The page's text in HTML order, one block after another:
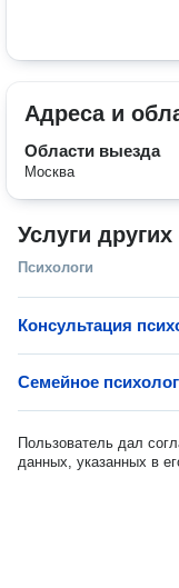
Адреса и
Области выезда
Москва
Услуги
Психологи
Консультация
Семейное
Пользователь дал
данных, указанных в